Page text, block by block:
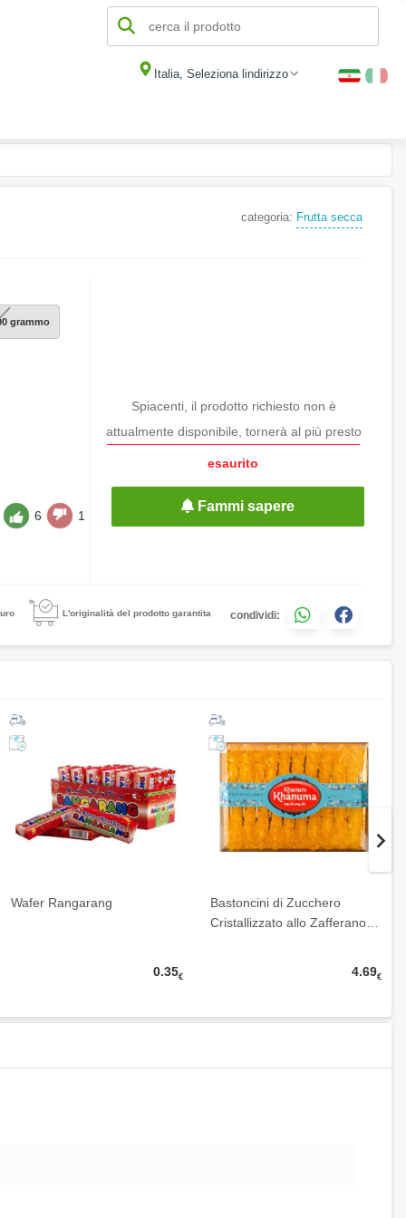
Italia, Seleziona lindirizzo
categoria: Frutta secca
grammo
6 1
Spiacenti, il prodotto richiesto non è
attualmente disponibile, tornerà al più presto
esaurito
Fammi sapere
L'originalità del prodotto garantita condividi:
Wafer Rangarang
0.35€
Bastoncini di Zucchero
Cristallizzato allo Zafferano…
4.69€